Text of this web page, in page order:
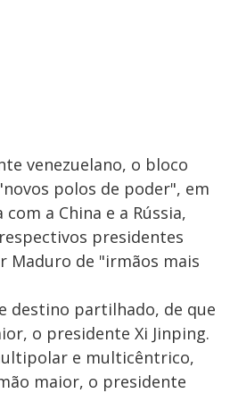
venezuelano, o bloco
polos de poder", em
a China e a Rússia,
presidentes
Maduro de "irmãos mais
destino partilhado, de que
o presidente Xi Jinping.
e multicêntrico,
maior, o presidente